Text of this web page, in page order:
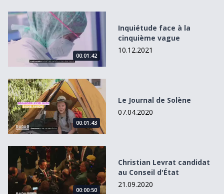
Inquiétude face à la cinquième vague
00:01:42
Inquiétude face à la
cinquième vague
10.12.2021
Le Journal de Solène
00:01:43
Le Journal de Solène
07.04.2020
Christian Levrat candidat au Conseil d&#039;État
00:00:50
Christian Levrat candidat
au Conseil d'État
21.09.2020